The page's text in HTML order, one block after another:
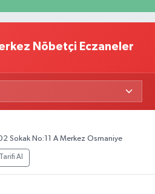
Nöbetçi Eczaneler
Sokak No:11 A Merkez Osmaniye
Al